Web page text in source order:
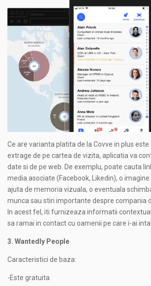
Ce are varianta platita de la Covve in plus este
extrage de pe cartea de vizita, aplicatia va
date si de pe web. De exemplu, poate cauta
media asociate (Facebook, Likedin), o
ajuta de memoria vizuala, o eventuala
munca sau stiri importante despre compania
In acest fel, iti furnizeaza informatii
sa ramai in contact cu oamenii pe care i-ai
3. Wantedly People
Caracteristici de baza:
-Este gratuita